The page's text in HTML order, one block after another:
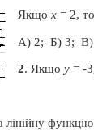
Якщох= 2,
А) 2; Б) 3;
2. Якщоу = -